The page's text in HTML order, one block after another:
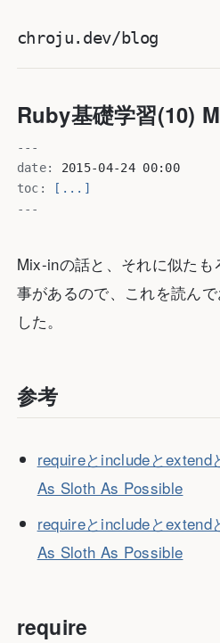
chroju.dev/blog
Ruby基礎学習(10)
---
date:
2015-04-24 00:00
toc:
[...]
---
Mix-inの話と、それに似た
事があるので、これを読ん
した。
参考
requireとincludeと
As Sloth As Possible
requireとincludeと
As Sloth As Possible
require